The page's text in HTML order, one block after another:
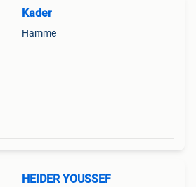
Kader
Hamme
HEIDER YOUSSEF